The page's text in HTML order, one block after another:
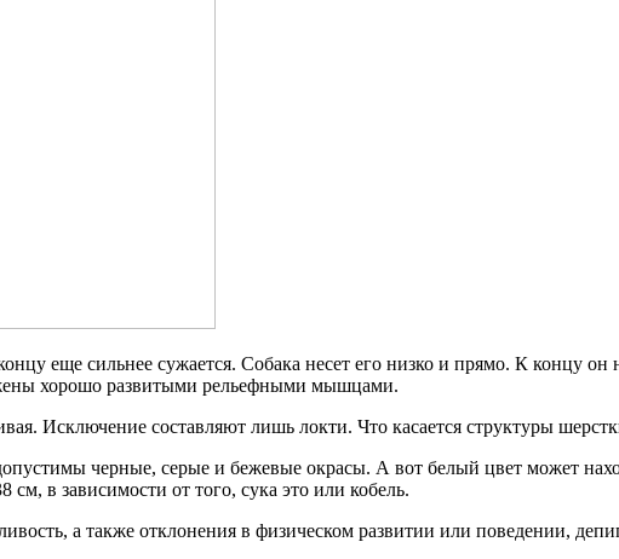
еще сильнее сужается. Собака несет его низко и прямо. К концу он
хорошо развитыми рельефными мышцами.
Исключение составляют лишь локти. Что касается структуры
черные, серые и бежевые окрасы. А вот белый цвет может
см, в зависимости от того, сука это или кобель.
а также отклонения в физическом развитии или поведении,